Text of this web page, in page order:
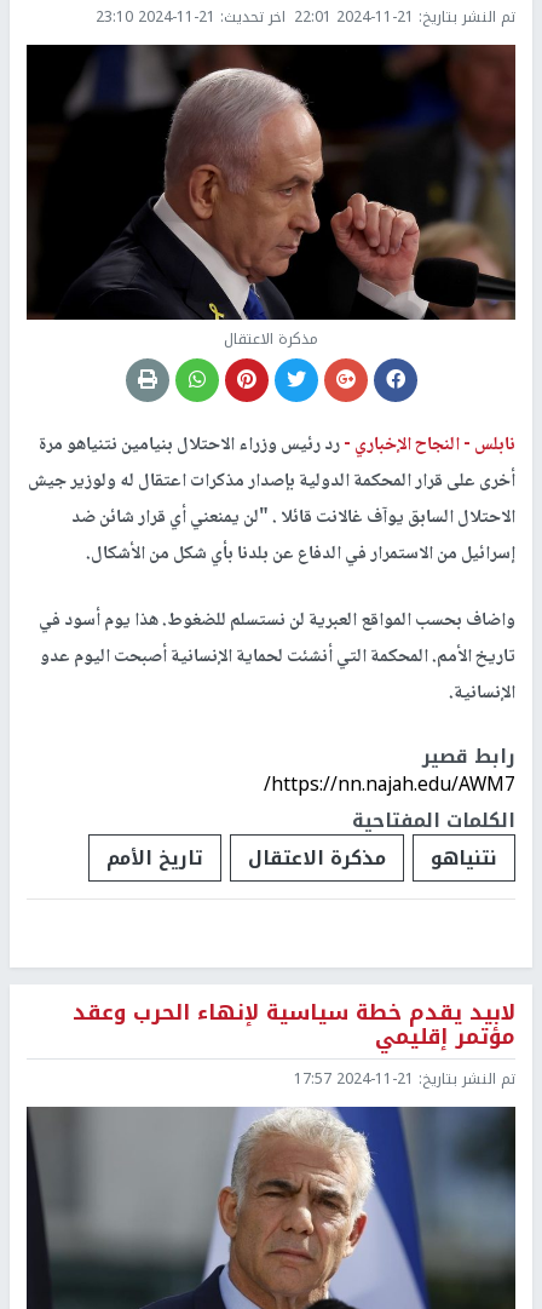
تم النشر بتاريخ: 2024-11-21 22:01 اخر تحديث: 2024-11-21 23:10
مذكرة الاعتقال
نابلس -النجاح الإخباري -رد رئيس وزراء الاحتلال بنيامين نتنياهو مرة
أخرى على قرار المحكمة الدولية بإصدار مذكرات اعتقال له ولوزير جيش
الاحتلال السابق يوآف غالانت قائلا . "لن يمنعني أي قرار شائن ضد
إسرائيل من الاستمرار في الدفاع عن بلدنا بأي شكل من الأشكال.
واضاف بحسب المواقع العبرية لن نستسلم للضغوط. هذا يوم أسود في
تاريخ الأمم. المحكمة التي أنشئت لحماية الإنسانية أصبحت اليوم عدو
الإنسانية.
رابط قصير
https://nn.najah.edu/AWM7/
الكلمات المفتاحية
نتنياهو
مذكرة الاعتقال تاريخ الأمم
لابيد يقدم خطة سياسية لإنهاء الحرب وعقد
مؤتمر إقليمي
تم النشر بتاريخ: 2024-11-21 17:57